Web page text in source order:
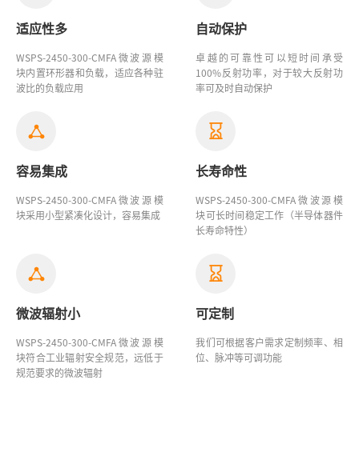
适应性多
WSPS-2450-300-CMFA微波源模
块内置环形器和负载，适应各种驻
波比的负载应用
自动保护
卓越的可靠性可以短时间承受
100%反射功率，对于较大反射功
率可及时自动保护
容易集成
WSPS-2450-300-CMFA微波源模
块采用小型紧凑化设计，容易集成
长寿命性
WSPS-2450-300-CMFA微波源模
块可长时间稳定工作（半导体器件
长寿命特性）
微波辐射小
WSPS-2450-300-CMFA微波源模
块符合工业辐射安全规范，远低于
规范要求的微波辐射
可定制
我们可根据客户需求定制频率、相
位、脉冲等可调功能